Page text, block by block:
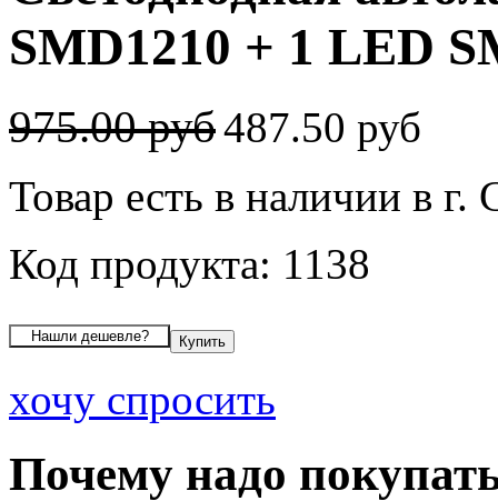
SMD1210 + 1 LED
975.00 руб487.50 руб
Товар есть в наличии в г.
Код продукта: 1138
хочу спросить
Почему надо